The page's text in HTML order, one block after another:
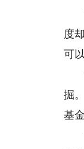
度
可
掘
基